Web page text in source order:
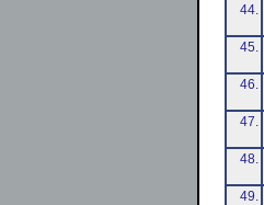
44.
45.
46.
47.
48.
49.